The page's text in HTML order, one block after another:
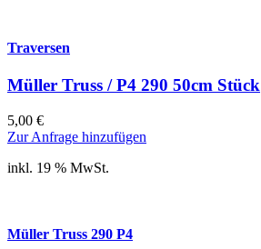
Traversen
Müller Truss / P4 290 50cm Stück
5,00 €
Zur Anfrage hinzufügen
inkl. 19 % MwSt.
Müller Truss 290 P4